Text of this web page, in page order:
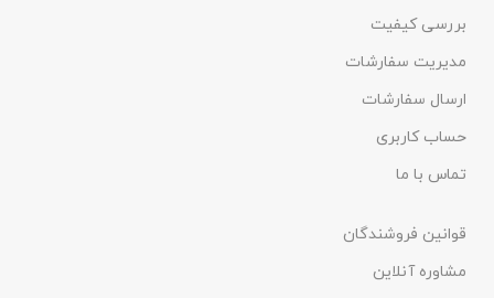
بررسی کیفیت
مدیریت سفارشات
ارسال سفارشات
حساب کاربری
تماس با ما
قوانین فروشندگان
مشاوره آنلاین